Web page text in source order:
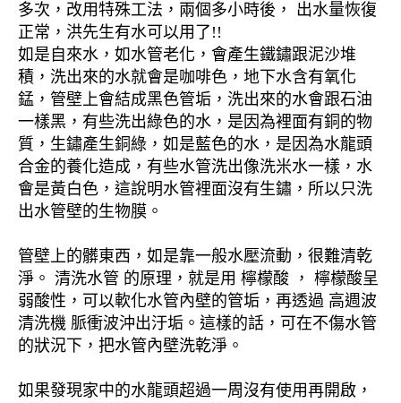
多次，改用特殊工法，兩個多小時後， 出水量恢復
正常，洪先生有水可以用了!!
如是自來水，如水管老化，會產生鐵鏽跟泥沙堆
積，洗出來的水就會是咖啡色，地下水含有氧化
錳，管壁上會結成黑色管垢，洗出來的水會跟石油
一樣黑，有些洗出綠色的水，是因為裡面有銅的物
質，生鏽產生銅綠，如是藍色的水，是因為水龍頭
合金的養化造成，有些水管洗出像洗米水一樣，水
會是黃白色，這說明水管裡面沒有生鏽，所以只洗
出水管壁的生物膜。
管壁上的髒東西，如是靠一般水壓流動，很難清乾
淨。 清洗水管 的原理，就是用 檸檬酸 ， 檸檬酸呈
弱酸性，可以軟化水管內壁的管垢，再透過 高週波
清洗機 脈衝波沖出汙垢。這樣的話，可在不傷水管
的狀況下，把水管內壁洗乾淨。
如果發現家中的水龍頭超過一周沒有使用再開啟，